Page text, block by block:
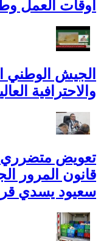
أوقات العمل
الجيش الوطني
والاحترافية
تعويض متضرري
قانون المرور
سعيود يسدي